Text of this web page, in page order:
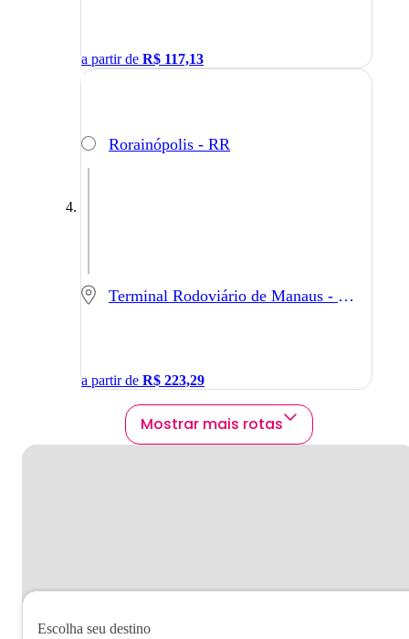
a partir de R$ 117,13
Rorainópolis - RR
Terminal Rodoviário de Manaus - Manaus - AM
a partir de R$ 223,29
Mostrar mais rotas
Escolha seu destino